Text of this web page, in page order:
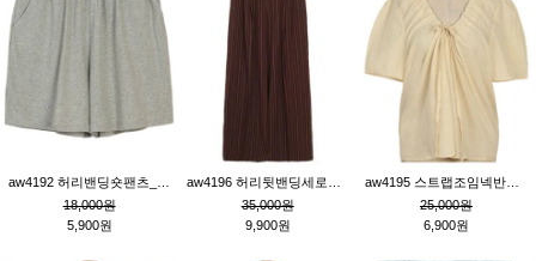
18,000원
5,900원
35,000원
9,900원
25,000원
6,900원